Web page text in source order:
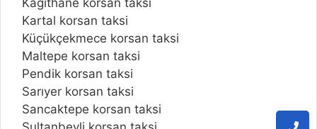
Kağıthane korsan taksi
Kartal korsan taksi
Küçükçekmece korsan taksi
Maltepe korsan taksi
Pendik korsan taksi
Sarıyer korsan taksi
Sancaktepe korsan taksi